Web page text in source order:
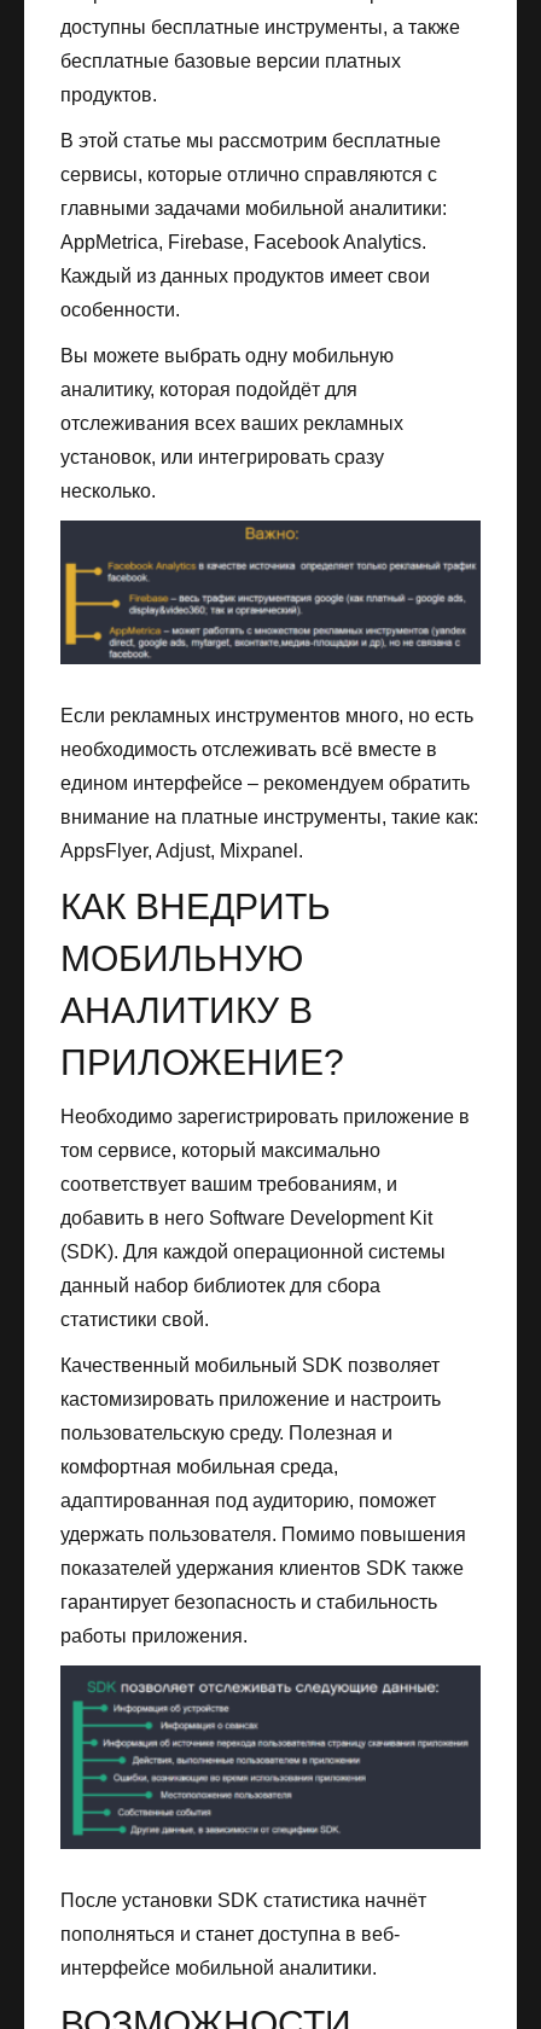
доступны бесплатные инструменты, а также
бесплатные базовые версии платных
продуктов.
В этой статье мы рассмотрим бесплатные
сервисы, которые отлично справляются с
главными задачами мобильной аналитики:
AppMetrica, Firebase, Facebook Analytics.
Каждый из данных продуктов имеет свои
особенности.
Вы можете выбрать одну мобильную
аналитику, которая подойдёт для
отслеживания всех ваших рекламных
установок, или интегрировать сразу
несколько.
Если рекламных инструментов много, но есть
необходимость отслеживать всё вместе в
едином интерфейсе – рекомендуем обратить
внимание на платные инструменты, такие как:
AppsFlyer, Adjust, Mixpanel.
КАК ВНЕДРИТЬ
МОБИЛЬНУЮ
АНАЛИТИКУ В
ПРИЛОЖЕНИЕ?
Необходимо зарегистрировать приложение в
том сервисе, который максимально
соответствует вашим требованиям, и
добавить в него Software Development Kit
(SDK). Для каждой операционной системы
данный набор библиотек для сбора
статистики свой.
Качественный мобильный SDK позволяет
кастомизировать приложение и настроить
пользовательскую среду. Полезная и
комфортная мобильная среда,
адаптированная под аудиторию, поможет
удержать пользователя. Помимо повышения
показателей удержания клиентов SDK также
гарантирует безопасность и стабильность
работы приложения.
После установки SDK статистика начнёт
пополняться и станет доступна в веб-
интерфейсе мобильной аналитики.